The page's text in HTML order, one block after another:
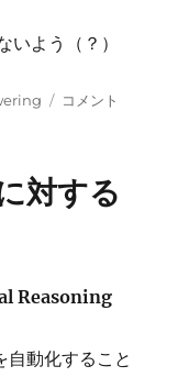
いよう（？）
FairytaleQA
も
の
リ
ブ
コメント
対する
Reasoning
自動化すること